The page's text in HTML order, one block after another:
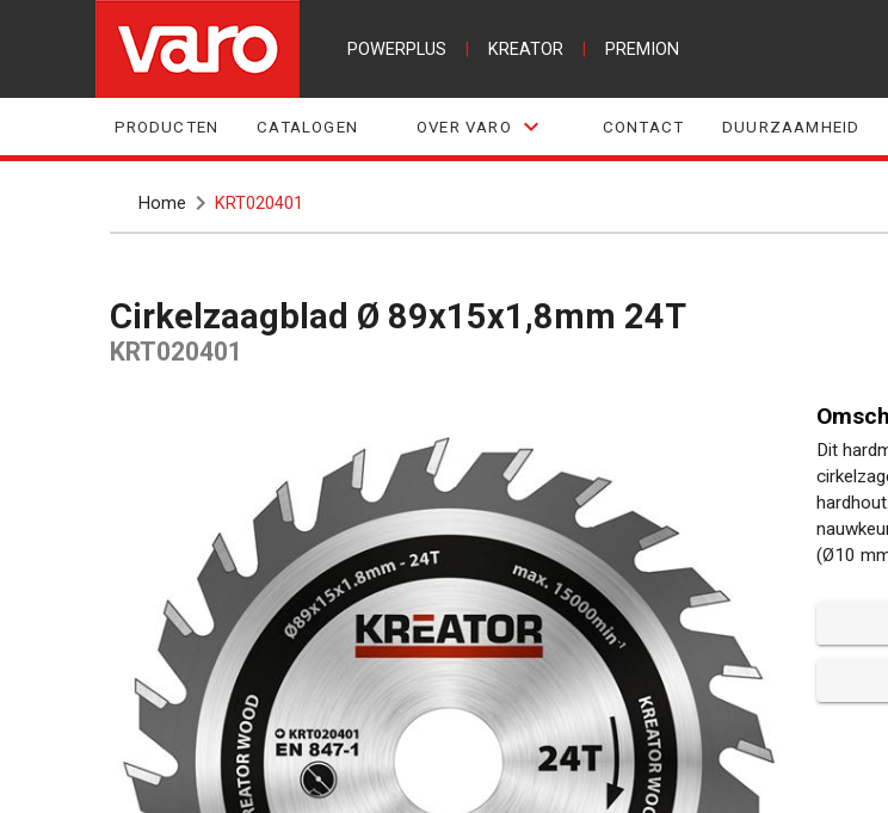
POWERPLUS KREATOR PREMION
PRODUCTEN CATALOGEN OVER VARO CONTACT DUURZAAMHEID
Home KRT020401
Cirkelzaagblad Ø 89x15x1,8mm 24T
KRT020401
Dit
(Ø10